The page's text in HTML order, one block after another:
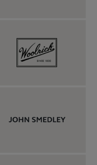
トを拾わずオーバーすぎる